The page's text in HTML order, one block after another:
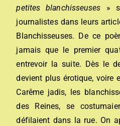
petites blanchisseuses »
journalistes dans leurs
Blanchisseuses. De ce
jamais que le premier
entrevoir la suite. Dès le
devient plus érotique, voire
Carême jadis, les
des Reines, se
défilaient dans la rue. On